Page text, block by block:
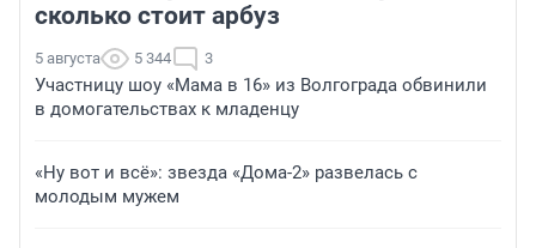
сколько стоит арбуз
5 августа 5 344 3
Участницу шоу «Мама в 16» из Волгограда обвинили
в домогательствах к младенцу
«Ну вот и всё»: звезда «Дома-2» развелась с
молодым мужем